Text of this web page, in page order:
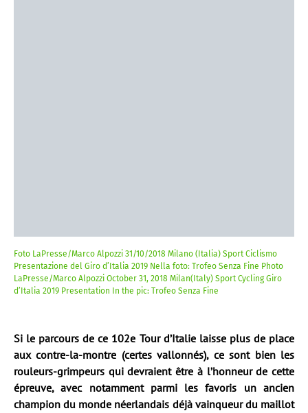
Foto LaPresse/Marco Alpozzi 31/10/2018 Milano (Italia) Sport Ciclismo
Presentazione del Giro d’Italia 2019 Nella foto: Trofeo Senza Fine Photo
LaPresse/Marco Alpozzi October 31, 2018 Milan(Italy) Sport Cycling Giro
d’Italia 2019 Presentation In the pic: Trofeo Senza Fine
Si le parcours de ce 102e Tour d’Italie laisse plus de place
aux contre-la-montre (certes vallonnés), ce sont bien les
rouleurs-grimpeurs qui devraient être à l’honneur de cette
épreuve, avec notamment parmi les favoris un ancien
champion du monde néerlandais déjà vainqueur du maillot